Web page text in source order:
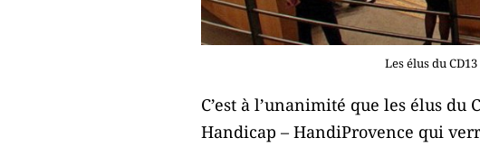
Les élus du
C’est à l’unanimité que les élus
Handicap – HandiProvence qui